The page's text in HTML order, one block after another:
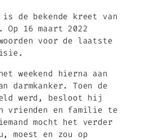
is de bekende kreet van
Op 16 maart 2022
voor de laatste
weekend hierna aan
darmkanker. Toen de
werd, besloot hij
vrienden en familie te
mocht het verder
moest en zou op